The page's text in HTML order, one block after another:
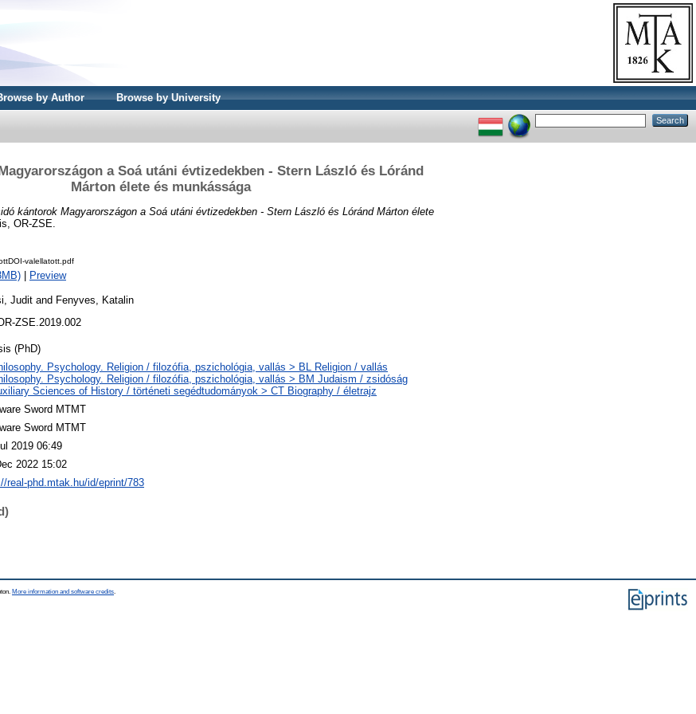
by Author Browse by University
a Soá utáni évtizedekben - Stern László és Lóránd
Márton élete és munkássága
kántorok Magyarországon a Soá utáni évtizedekben - Stern László és Lóránd Márton élete
OR-ZSE.
valellatott.pdf
Preview
Judit and Fenyves, Katalin
ZSE.2019.002
(PhD)
Psychology. Religion / filozófia, pszichológia, vallás > BL Religion / vallás
Psychology. Religion / filozófia, pszichológia, vallás > BM Judaism / zsidóság
Sciences of History / történeti segédtudományok > CT Biography / életrajz
Sword MTMT
Sword MTMT
2019 06:49
2022 15:02
real-phd.mtak.hu/id/eprint/783
More information and software credits